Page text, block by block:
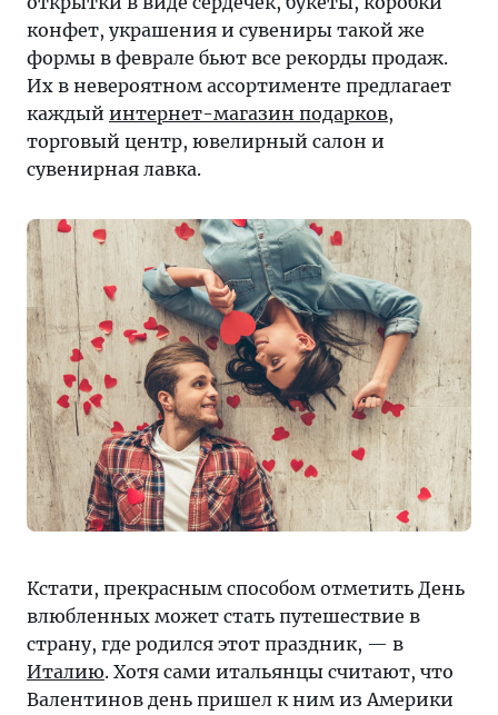
конфет, украшения и сувениры такой же
формы в феврале бьют все рекорды продаж.
Их в невероятном ассортименте предлагает
каждый интернет-магазин подарков,
торговый центр, ювелирный салон и
сувенирная лавка.
Кстати, прекрасным способом отметить День
влюбленных может стать путешествие в
страну, где родился этот праздник, — в
Италию. Хотя сами итальянцы считают, что
Валентинов день пришел к ним из Америки